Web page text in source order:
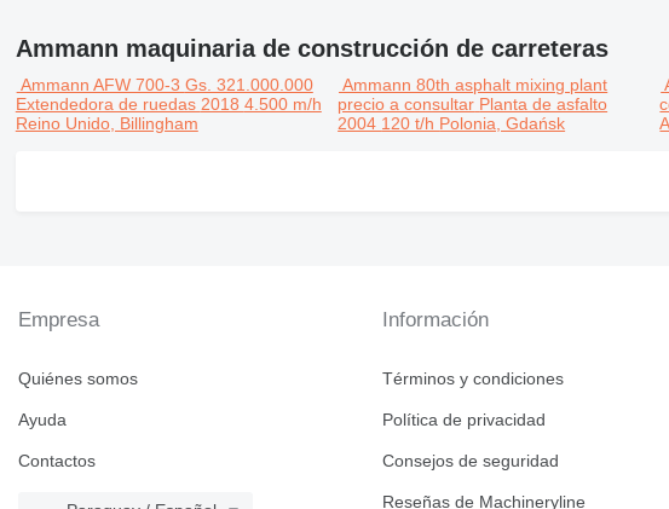
Ammann maquinaria de construcción de carreteras
Ammann AFW 700-3 Gs. 321.000.000
Extendedora de ruedas 2018 4.500 m/h
Reino Unido, Billingham
Ammann 80th asphalt mixing plant
precio a consultar Planta de asfalto
2004 120 t/h Polonia, Gdańsk
Empresa
Quiénes somos
Ayuda
Contactos
Información
Términos y condiciones
Política de privacidad
Consejos de seguridad
Reseñas de Machineryline